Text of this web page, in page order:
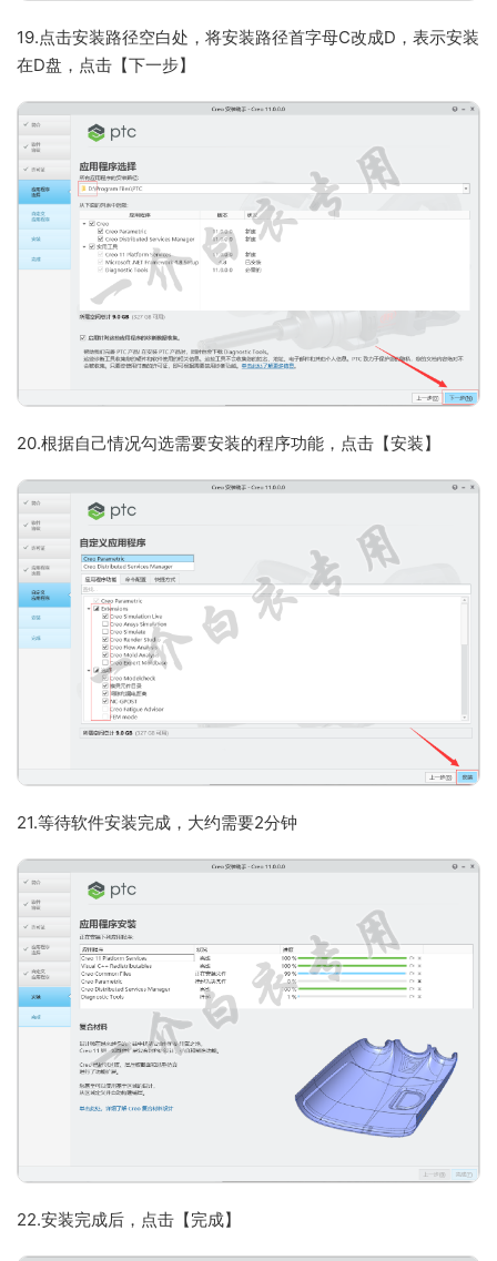
19.点击安装路径空白处，将安装路径首字母C改成D，表示安装
在D盘，点击【下一步】
20.根据自己情况勾选需要安装的程序功能，点击【安装】
21.等待软件安装完成，大约需要2分钟
22.安装完成后，点击【完成】